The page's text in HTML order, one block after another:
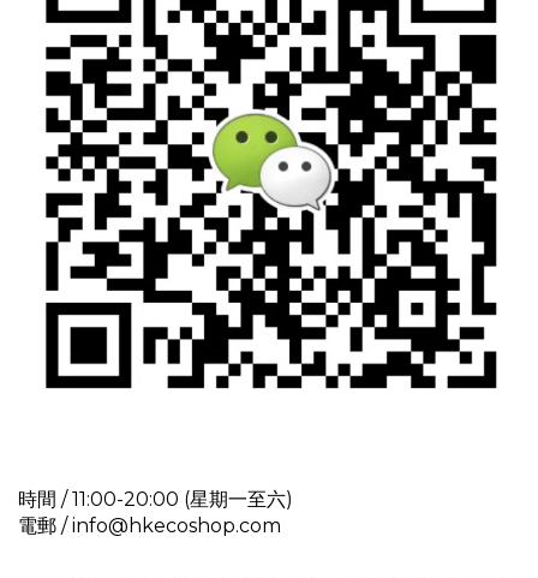
時間 / 11:00-20:00 (星期一至六)
電郵 / info@hkecoshop.com